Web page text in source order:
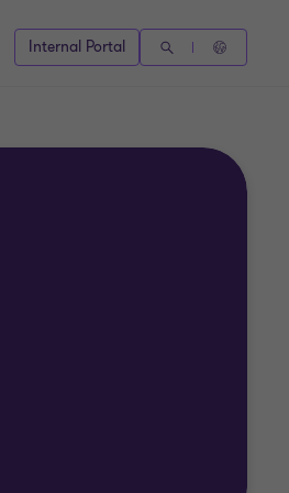
Internal Portal